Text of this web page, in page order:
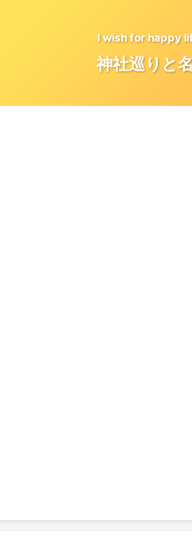
I wish for happy
神社巡りと